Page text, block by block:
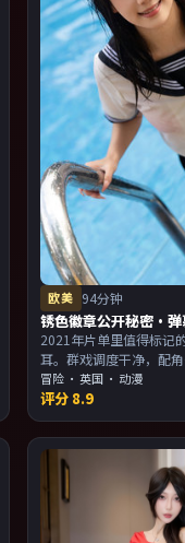
欧美 94分钟
锈色徽章公开秘密·弹
2021年片单里值得标记
耳。群戏调度干净，配
与画面气质统一。主演以
欢强叙事与人物关系的观
冒险 ·英国 · 动漫
评分 8.9